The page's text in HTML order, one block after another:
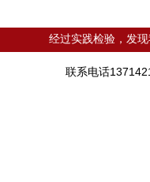
经过实践检验，发
联系电话